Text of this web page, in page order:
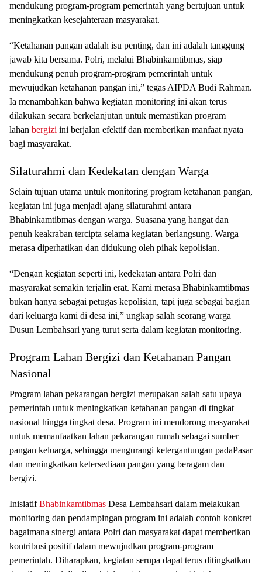
mendukung program-program pemerintah yang bertujuan untuk
meningkatkan kesejahteraan masyarakat.
“Ketahanan pangan adalah isu penting, dan ini adalah tanggung
jawab kita bersama. Polri, melalui Bhabinkamtibmas, siap
mendukung penuh program-program pemerintah untuk
mewujudkan ketahanan pangan ini,” tegas AIPDA Budi Rahman.
Ia menambahkan bahwa kegiatan monitoring ini akan terus
dilakukan secara berkelanjutan untuk memastikan program
lahan bergizi ini berjalan efektif dan memberikan manfaat nyata
bagi masyarakat.
Silaturahmi dan Kedekatan dengan Warga
Selain tujuan utama untuk monitoring program ketahanan pangan,
kegiatan ini juga menjadi ajang silaturahmi antara
Bhabinkamtibmas dengan warga. Suasana yang hangat dan
penuh keakraban tercipta selama kegiatan berlangsung. Warga
merasa diperhatikan dan didukung oleh pihak kepolisian.
“Dengan kegiatan seperti ini, kedekatan antara Polri dan
masyarakat semakin terjalin erat. Kami merasa Bhabinkamtibmas
bukan hanya sebagai petugas kepolisian, tapi juga sebagai bagian
dari keluarga kami di desa ini,” ungkap salah seorang warga
Dusun Lembahsari yang turut serta dalam kegiatan monitoring.
Program Lahan Bergizi dan Ketahanan Pangan
Nasional
Program lahan pekarangan bergizi merupakan salah satu upaya
pemerintah untuk meningkatkan ketahanan pangan di tingkat
nasional hingga tingkat desa. Program ini mendorong masyarakat
untuk memanfaatkan lahan pekarangan rumah sebagai sumber
pangan keluarga, sehingga mengurangi ketergantungan padaPasar
dan meningkatkan ketersediaan pangan yang beragam dan
bergizi.
InisiatifBhabinkamtibmas Desa Lembahsari dalam melakukan
monitoring dan pendampingan program ini adalah contoh konkret
bagaimana sinergi antara Polri dan masyarakat dapat memberikan
kontribusi positif dalam mewujudkan program-program
pemerintah. Diharapkan, kegiatan serupa dapat terus ditingkatkan